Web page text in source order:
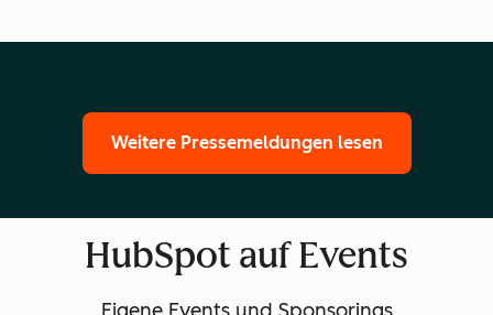
Weitere Pressemeldungen lesen
HubSpot auf Events